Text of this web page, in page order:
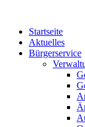
Startseite
Aktuelles
Bürgerservice